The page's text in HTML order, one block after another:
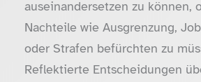
auseinandersetzen zu können,
Nachteile wie Ausgrenzung,
oder Strafen befürchten zu
Reflektierte Entscheidungen